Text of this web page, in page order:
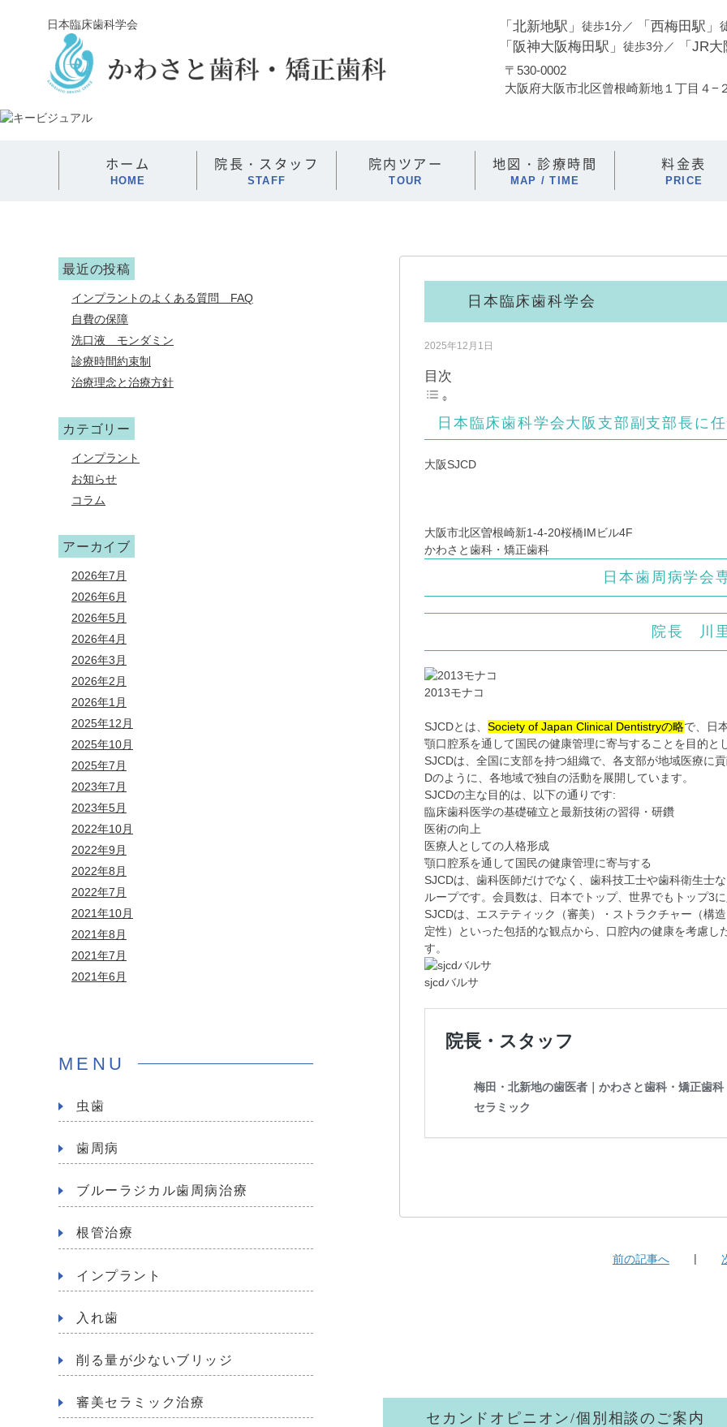
日本臨床歯科学会 「北新地駅」徒歩1分 「西梅田駅」
「阪神大阪梅田駅」徒歩3分 「JR
〒530-0002
大阪府大阪市北区曾根崎新地１丁目４−
ホーム
HOME
院長・スタッフ
STAFF
院内ツアー
TOUR
地図・診療時間
MAP / TIME
料金表
PRICE
最近の投稿
インプラントのよくある質問 FAQ
自費の保障
洗口液 モンダミン
診療時間約束制
治療理念と治療方針
カテゴリー
インプラント
お知らせ
コラム
アーカイブ
2026年7月
2026年6月
2026年5月
2026年4月
2026年3月
2026年2月
2026年1月
2025年12月
2025年10月
2025年7月
2023年7月
2023年5月
2022年10月
2022年9月
2022年8月
2022年7月
2021年10月
2021年8月
2021年7月
2021年6月
MENU
虫歯
歯周病
ブルーラジカル歯周病治療
根管治療
インプラント
入れ歯
削る量が少ないブリッジ
審美セラミック治療
日本臨床歯科学会
2025年12月1日
目次
日本臨床歯科学会大阪支部副支部長に任
大阪SJCD
大阪市北区曽根崎新1-4-20桜橋IMビル4F
かわさと歯科・矯正歯科
日本歯周病学会
院長 川
2013モナコ
SJCDとは、 Society of Japan Clinical Dentistryの略で、日
顎口腔系を通して国民の健康管理に寄与することを目的と
SJCDは、全国に支部を持つ組織で、各支部が地域医療に
Dのように、各地域で独自の活動を展開しています。
SJCDの主な目的は、以下の通りです:
臨床歯科医学の基礎確立と最新技術の習得・研鑽
医術の向上
医療人としての人格形成
顎口腔系を通して国民の健康管理に寄与する
SJCDは、歯科医師だけでなく、歯科技工士や歯科衛生士
ループです。 会員数は、日本でトップ、世界でもトップ3
SJCDは、エステティック（審美）・ストラクチャー（構
定性）といった包括的な観点から、口腔内の健康を考慮
す。
sjcdバルサ
前の記事へ
セカンドオピニオン/個別相談のご案内